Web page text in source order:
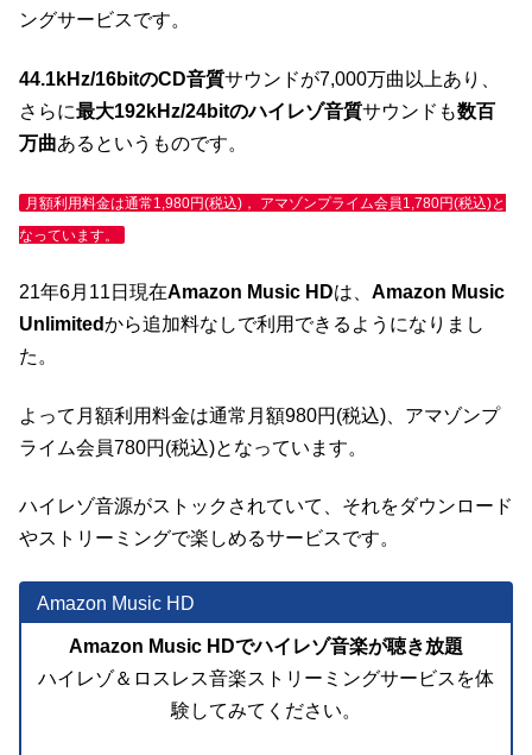
ングサービスです。
44.1kHz/16bitのCD音質サウンドが7,000万曲以上あり、
さらに最大192kHz/24bitのハイレゾ音質サウンドも数百
万曲あるというものです。
月額利用料金は通常1,980円(税込)， アマゾンプライム会員1,780円(税込)と
なっています。
21年6月11日現在Amazon Music HDは、 Amazon Music
Unlimitedから追加料なしで利用できるようになりまし
た。
よって月額利用料金は通常月額980円(税込)、アマゾンプ
ライム会員780円(税込)となっています。
ハイレゾ音源がストックされていて、それをダウンロード
やストリーミングで楽しめるサービスです。
Amazon Music HD
Amazon Music HDでハイレゾ音楽が聴き放題
ハイレゾ＆ロスレス音楽ストリーミングサービスを体
験してみてください。